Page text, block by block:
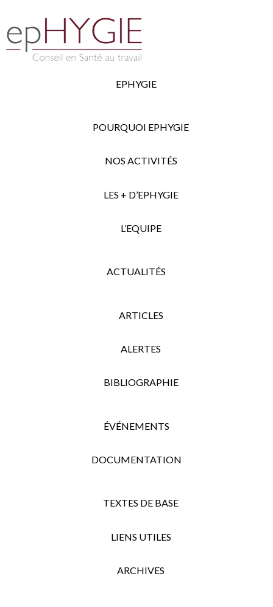
EPHYGIE
POURQUOI EPHYGIE
NOS ACTIVITÉS
LES + D’EPHYGIE
L’EQUIPE
ACTUALITÉS
ARTICLES
ALERTES
BIBLIOGRAPHIE
ÉVÉNEMENTS
DOCUMENTATION
TEXTES DE BASE
LIENS UTILES
ARCHIVES